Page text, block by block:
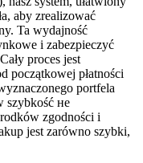
aby zrealizować
Ta wydajność
i zabezpieczyć
proces jest
początkowej płatności
portfela
szybkość не
zgodności i
jest zarówno szybki,